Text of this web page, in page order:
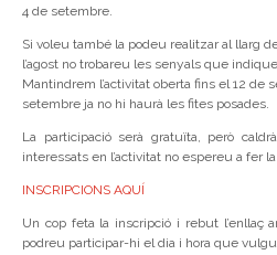
4 de setembre.
Si voleu també la podeu realitzar al llarg
l’agost no trobareu les senyals que
Mantindrem l’activitat oberta fins el 12 de
setembre ja no hi haurà les fites posades.
La participació serà gratuïta, però
interessats en l’activitat no espereu a fer
INSCRIPCIONS AQUÍ
Un cop feta la inscripció i rebut l’enllaç
podreu participar-hi el dia i hora que